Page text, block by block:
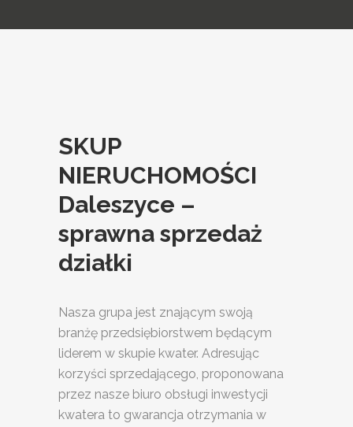
SKUP
NIERUCHOMOŚCI
Daleszyce –
sprawna sprzedaż
działki
Nasza grupa jest znającym swoją
branżę przedsiębiorstwem będącym
liderem w skupie kwater. Adresując
korzyści sprzedającego, proponowana
przez nasze biuro obsługi inwestycji
kwatera to gwarancja otrzymania w